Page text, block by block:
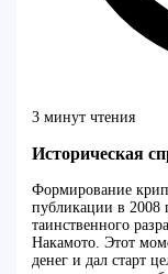
3 минут чтения
Историческая
Формирование
публикации в 2008
таинственного
Накамото. Этот
денег и дал старт